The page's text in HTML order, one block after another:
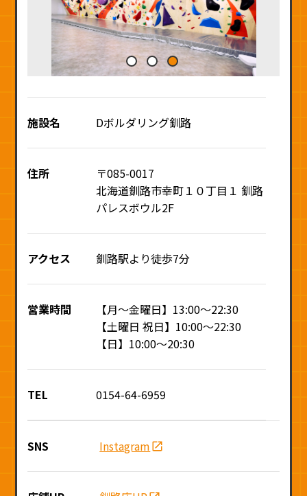
施設名 Dボルダリング釧路
住所
〒085-0017
北海道釧路市幸町１０丁目１ 釧路
パレスボウル2F
アクセス 釧路駅より徒歩7分
営業時間
【月〜金曜日】13:00〜22:30
【土曜日 祝日】10:00〜22:30
【日】10:00〜20:30
TEL 0154-64-6959
SNS Instagram